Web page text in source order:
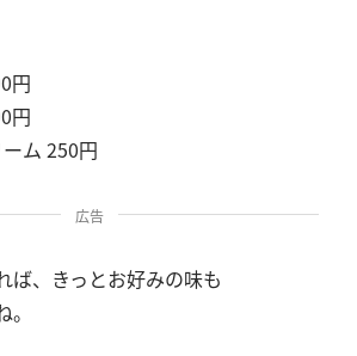
円
円
ム 250円
広告
ば、きっとお好みの味も